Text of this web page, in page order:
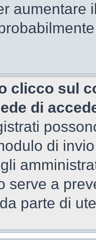
aumentare
clicco sul
di
di
serve a
parte di